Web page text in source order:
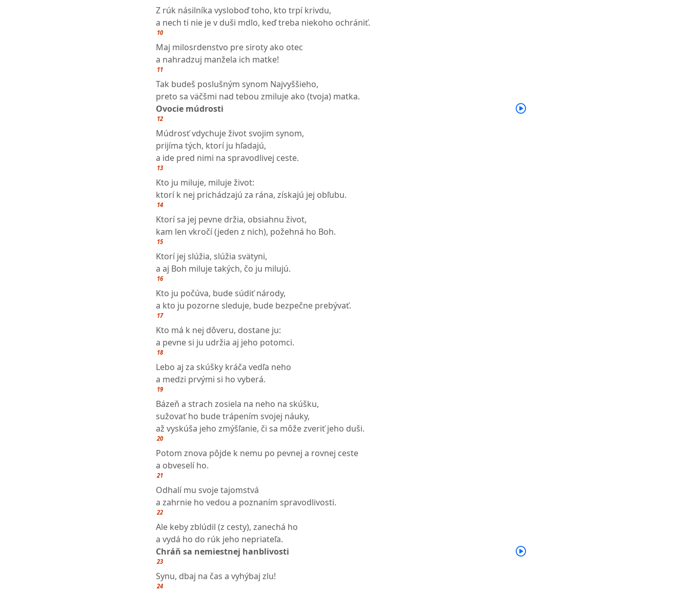
Z rúk násilníka vysloboď toho, kto trpí krivdu,
a nech ti nie je v duši mdlo, keď treba niekoho ochrániť.
10
Maj milosrdenstvo pre siroty ako otec
a nahradzuj manžela ich matke!
11
Tak budeš poslušným synom Najvyššieho,
preto sa väčšmi nad tebou zmiluje ako (tvoja) matka.
Ovocie múdrosti
12
Múdrosť vdychuje život svojim synom,
prijíma tých, ktorí ju hľadajú,
a ide pred nimi na spravodlivej ceste.
13
Kto ju miluje, miluje život:
ktorí k nej prichádzajú za rána, získajú jej obľubu.
14
Ktorí sa jej pevne držia, obsiahnu život,
kam len vkročí (jeden z nich), požehná ho Boh.
15
Ktorí jej slúžia, slúžia svätyni,
a aj Boh miluje takých, čo ju milujú.
16
Kto ju počúva, bude súdiť národy,
a kto ju pozorne sleduje, bude bezpečne prebývať.
17
Kto má k nej dôveru, dostane ju:
a pevne si ju udržia aj jeho potomci.
18
Lebo aj za skúšky kráča vedľa neho
a medzi prvými si ho vyberá.
19
Bázeň a strach zosiela na neho na skúšku,
sužovať ho bude trápením svojej náuky,
až vyskúša jeho zmýšľanie, či sa môže zveriť jeho duši.
20
Potom znova pôjde k nemu po pevnej a rovnej ceste
a obveselí ho.
21
Odhalí mu svoje tajomstvá
a zahrnie ho vedou a poznaním spravodlivosti.
22
Ale keby zblúdil (z cesty), zanechá ho
a vydá ho do rúk jeho nepriateľa.
Chráň sa nemiestnej hanblivosti
23
Synu, dbaj na čas a vyhýbaj zlu!
24